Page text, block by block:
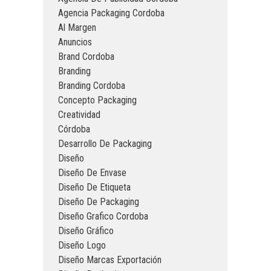
Agencia Packaging Cordoba
Al Margen
Anuncios
Brand Cordoba
Branding
Branding Cordoba
Concepto Packaging
Creatividad
Córdoba
Desarrollo De Packaging
Diseño
Diseño De Envase
Diseño De Etiqueta
Diseño De Packaging
Diseño Grafico Cordoba
Diseño Gráfico
Diseño Logo
Diseño Marcas Exportación